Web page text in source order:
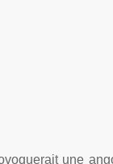
une